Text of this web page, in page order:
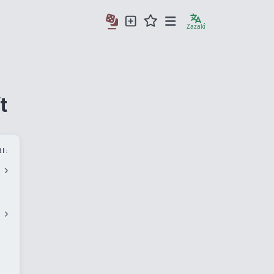
Zazakî
›
›